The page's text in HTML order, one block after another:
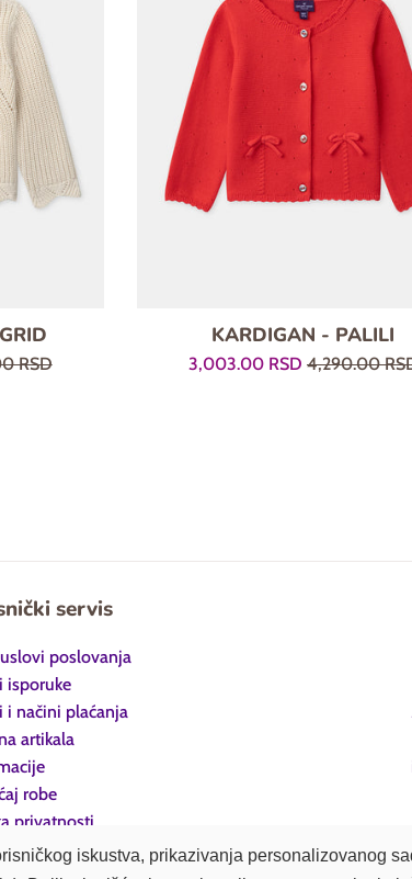
iskustva, prikazivanja personalizovanog
RSD
KARDIGAN - PALILI
Prodajna
3,003.00 RSD Regularna
4,290.00
servis
poslovanja
isporuke
i načini plaćanja
artikala
robe
privatnosti